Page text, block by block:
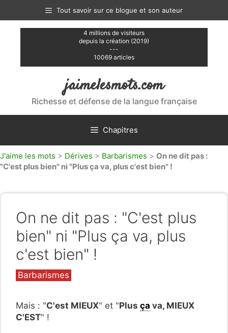
contenu
Tout savoir sur ce blogue et son auteur
4 millions de visiteurs
depuis la création (2019)
---
10069 articles
jaimelesmots.com
Richesse et défense de la langue française
Chapitres
J'aime les mots > Dérives > Barbarismes > On ne dit pas :
"C'est plus bien" ni "Plus ça va, plus c'est bien" !
On ne dit pas : "C'est plus
bien" ni "Plus ça va, plus
c'est bien" !
Catégories
Barbarismes
Mais : "C'est MIEUX" et "Plus ça va, MIEUX
C'EST" !